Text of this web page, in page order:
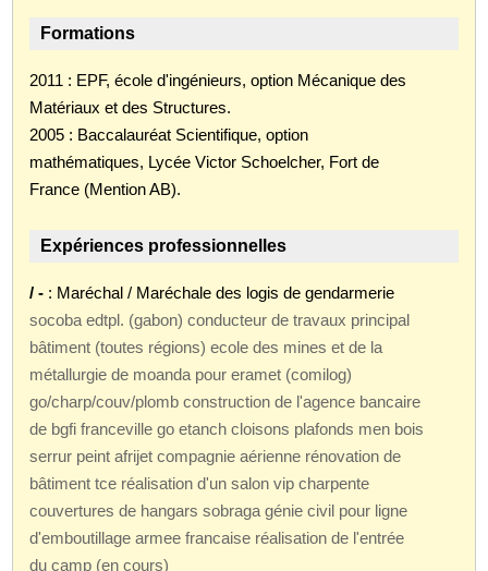
Formations
2011 : EPF, école d'ingénieurs, option Mécanique des
Matériaux et des Structures.
2005 : Baccalauréat Scientifique, option
mathématiques, Lycée Victor Schoelcher, Fort de
France (Mention AB).
Expériences professionnelles
/ - : Maréchal / Maréchale des logis de gendarmerie
socoba edtpl. (gabon) conducteur de travaux principal
bâtiment (toutes régions) ecole des mines et de la
métallurgie de moanda pour eramet (comilog)
go/charp/couv/plomb construction de l'agence bancaire
de bgfi franceville go etanch cloisons plafonds men bois
serrur peint afrijet compagnie aérienne rénovation de
bâtiment tce réalisation d'un salon vip charpente
couvertures de hangars sobraga génie civil pour ligne
d'emboutillage armee francaise réalisation de l'entrée
du camp (en cours)